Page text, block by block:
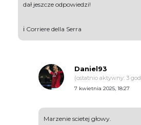
dał jeszcze odpowiedzi!
ℹ️ Corriere della Serra
Daniel93
(ostatnio aktywny: 3
7 kwietnia 2025, 18:27
Marzenie scietej głowy.